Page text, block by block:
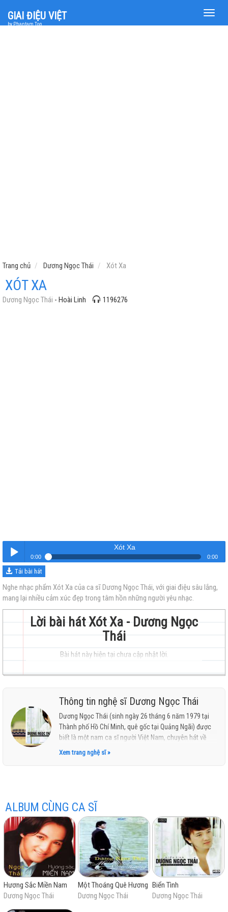
Toggle
GIAI ĐIỆU VIỆT
by Phantam Top
Trang chủ Dương Ngọc Thái Xót Xa
XÓT XA
Dương Ngọc Thái - Hoài Linh 1196276
Nghe
hay
nhất
Xót Xa
0:00 0:00
Xót Xa
Tải bài hát
Nghe nhạc phẩm Xót Xa của ca sĩ Dương Ngọc Thái, với giai điệu sâu lắng,
mang lại nhiều cảm xúc đẹp trong tâm hồn những người yêu nhạc.
Lời bài hát Xót Xa - Dương Ngọc
Thái
Bài hát này hiện tại chưa cập nhật lời.
Thông tin nghệ sĩ Dương Ngọc Thái
Dương Ngọc Thái (sinh ngày 26 tháng 6 năm 1979 tại
Thành phố Hồ Chí Minh, quê gốc tại Quảng Ngãi) được
biết là một nam ca sĩ người Việt Nam, chuyên hát về
dòng nhạc trữ tình dân ca.
Xem trang nghệ sĩ »
ALBUM CÙNG CA SĨ
Hương Sắc Miền Nam
Dương Ngọc Thái
Một Thoáng Quê Hương
Dương Ngọc Thái
Biển Tình
Dương Ngọc Thái